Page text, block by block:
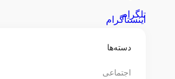
تلگرام
اینستاگرام
دسته‌ها
اجتماعی